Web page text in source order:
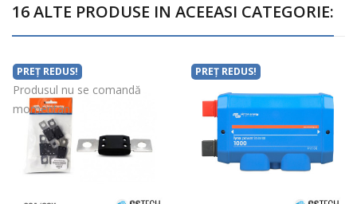
16 ALTE PRODUSE IN ACEEASI CATEGORIE:
PREȚ REDUS!
Produsul nu se comandă
momentan
PREȚ REDUS!